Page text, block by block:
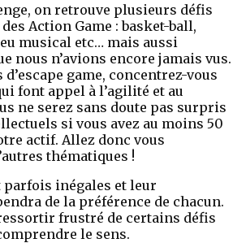
on retrouve plusieurs défis
Action Game : basket-ball,
musical etc… mais aussi
nous n’avions encore jamais vus.
game, concentrez-vous
font appel à l’agilité et au
ne serez sans doute pas surpris
si vous avez au moins 50
actif. Allez donc vous
thématiques !
inégales et leur
de la préférence de chacun.
frustré de certains défis
le sens.